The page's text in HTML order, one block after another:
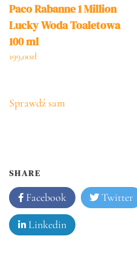
Paco Rabanne 1 Million
Lucky Woda Toaletowa
100 ml
199,00zł
Sprawdź sam
SHARE
Facebook Twitter
Linkedin